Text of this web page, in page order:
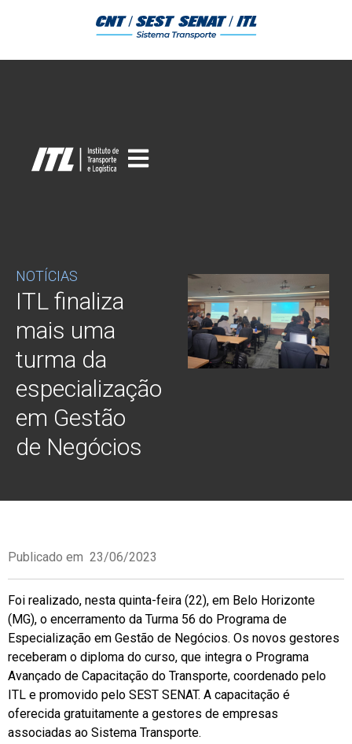
NOTÍCIAS
ITL finaliza
mais uma
turma da
especialização
em Gestão
de Negócios
Publicado em 23/06/2023
Foi realizado, nesta quinta-feira (22), em Belo Horizonte
(MG), o encerramento da Turma 56 do Programa de
Especialização em Gestão de Negócios. Os novos gestores
receberam o diploma do curso, que integra o Programa
Avançado de Capacitação do Transporte, coordenado pelo
ITL e promovido pelo SEST SENAT. A capacitação é
oferecida gratuitamente a gestores de empresas
associadas ao Sistema Transporte.